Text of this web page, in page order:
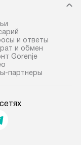
и ответы
и обмен
Gorenje
партнеры